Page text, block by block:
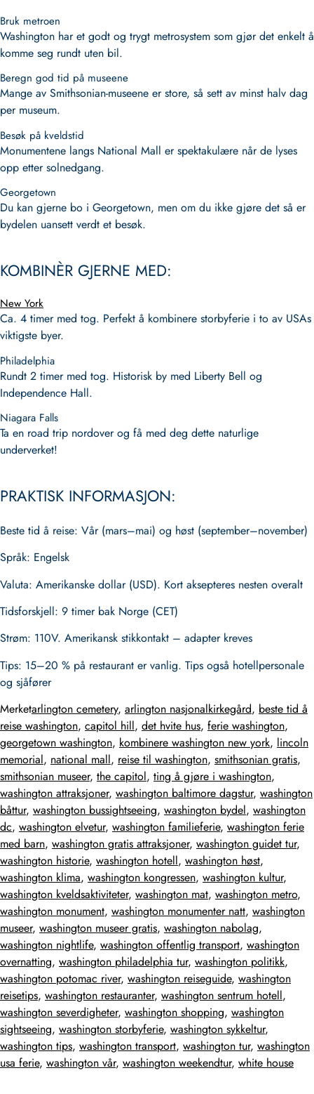
Bruk metroen
Washington har et godt og trygt metrosystem som gjør det enkelt å
komme seg rundt uten bil.
Beregn god tid på museene
Mange av Smithsonian-museene er store, så sett av minst halv dag
per museum.
Besøk på kveldstid
Monumentene langs National Mall er spektakulære når de lyses
opp etter solnedgang.
Georgetown
Du kan gjerne bo i Georgetown, men om du ikke gjøre det så er
bydelen uansett verdt et besøk.
KOMBINÈR GJERNE MED:
New York
Ca. 4 timer med tog. Perfekt å kombinere storbyferie i to av USAs
viktigste byer.
Philadelphia
Rundt 2 timer med tog. Historisk by med Liberty Bell og
Independence Hall.
Niagara Falls
Ta en road trip nordover og få med deg dette naturlige
underverket!
PRAKTISK INFORMASJON:
Beste tid å reise: Vår (mars–mai) og høst (september–november)
Språk: Engelsk
Valuta: Amerikanske dollar (USD). Kort aksepteres nesten overalt
Tidsforskjell: 9 timer bak Norge (CET)
Strøm: 110V. Amerikansk stikkontakt – adapter kreves
Tips: 15–20 % på restaurant er vanlig. Tips også hotellpersonale
og sjåfører
Merketarlington cemetery, arlington nasjonalkirkegård, beste tid å
reise washington, capitol hill, det hvite hus, ferie washington,
georgetown washington, kombinere washington new york, lincoln
memorial, national mall, reise til washington, smithsonian gratis,
smithsonian museer, the capitol, ting å gjøre i washington,
washington attraksjoner, washington baltimore dagstur, washington
båttur, washington bussightseeing, washington bydel, washington
dc, washington elvetur, washington familieferie, washington ferie
med barn, washington gratis attraksjoner, washington guidet tur,
washington historie, washington hotell, washington høst,
washington klima, washington kongressen, washington kultur,
washington kveldsaktiviteter, washington mat, washington metro,
washington monument, washington monumenter natt, washington
museer, washington museer gratis, washington nabolag,
washington nightlife, washington offentlig transport, washington
overnatting, washington philadelphia tur, washington politikk,
washington potomac river, washington reiseguide, washington
reisetips, washington restauranter, washington sentrum hotell,
washington severdigheter, washington shopping, washington
sightseeing, washington storbyferie, washington sykkeltur,
washington tips, washington transport, washington tur, washington
usa ferie, washington vår, washington weekendtur, white house